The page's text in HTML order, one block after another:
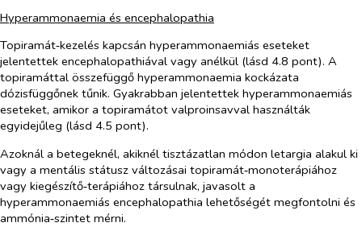
Hyperammonaemia és encephalopathia
Topiramát‑kezelés kapcsán hyperammonaemiás eseteket
jelentettek encephalopathiával vagy anélkül (lásd 4.8 pont). A
topiramáttal összefüggő hyperammonaemia kockázata
dózisfüggőnek tűnik. Gyakrabban jelentettek hyperammonaemiás
eseteket, amikor a topiramátot valproinsavval használták
egyidejűleg (lásd 4.5 pont).
Azoknál a betegeknél, akiknél tisztázatlan módon letargia alakul ki
vagy a mentális státusz változásai topiramát‑monoterápiához
vagy kiegészítő‑terápiához társulnak, javasolt a
hyperammonaemiás encephalopathia lehetőségét megfontolni és
ammónia‑szintet mérni.